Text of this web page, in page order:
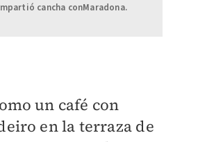
cancha conMaradona.
un café con
en la terraza de